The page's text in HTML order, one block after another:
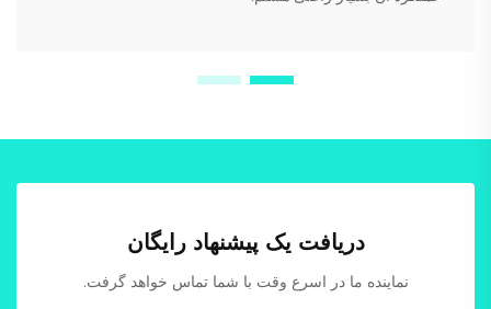
دریافت یک پیشنهاد رایگان
نماینده ما در اسرع وقت با شما تماس خواهد گرفت.